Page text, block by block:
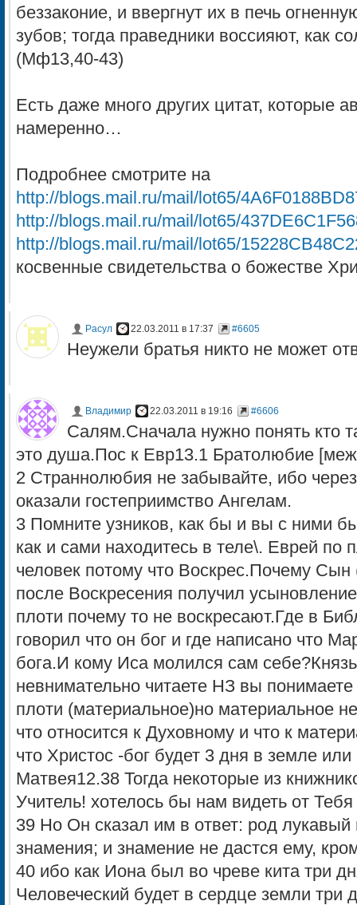
беззаконие, и ввергнут их в печь
зубов; тогда праведники воссияют, как
(Мф13,40-43)
Есть даже много других цитат, которые
намеренно…
Подробнее смотрите на
http://blogs.mail.ru/mail/lot65/
http://blogs.mail.ru/mail/lot65/
http://blogs.mail.ru/mail/lot65/
косвенные свидетельства о божестве
Расул 22.03.2011 в 17:37 #6605
Неужели братья никто не может
Владимир 22.03.2011 в 19:16 #6606
Салям.Сначала нужно понять кто
это душа.Пос к Евр13.1 Братолюбие
2 Страннолюбия не забывайте, ибо
оказали гостеприимство Ангелам.
3 Помните узников, как бы и вы с ними
как и сами находитесь в теле\. Еврей по
человек потому что Воскрес.Почему
после Воскресения получил
плоти почему то не воскресают.Где в
говорил что он бог и где написано что
бога.И кому Иса молился сам
невнимательно читаете НЗ вы понимаете
плоти (материальное)но материальное
что относится к Духовному и что к
что Христос -бог будет 3 дня в земле
Матвея12.38 Тогда некоторые из
Учитель! хотелось бы нам видеть от
39 Но Он сказал им в ответ: род
знамения; и знамение не дастся ему,
40 ибо как Иона был во чреве кита три
Человеческий будет в сердце земли три